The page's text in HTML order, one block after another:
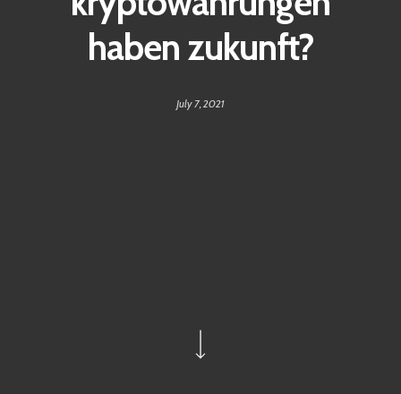
haben zukunft?
July 7, 2021